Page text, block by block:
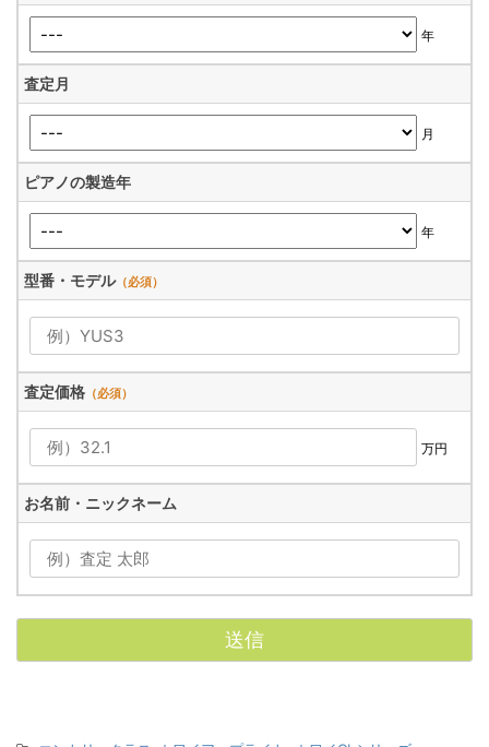
年
査定月
月
ピアノの製造年
年
型番・モデル（必須）
査定価格 （必須）
万円
お名前・ニックネーム